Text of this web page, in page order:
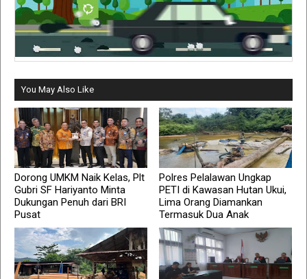
You May Also Like
Dorong UMKM Naik Kelas, Plt
Gubri SF Hariyanto Minta
Dukungan Penuh dari BRI
Pusat
Polres Pelalawan Ungkap
PETI di Kawasan Hutan Ukui,
Lima Orang Diamankan
Termasuk Dua Anak